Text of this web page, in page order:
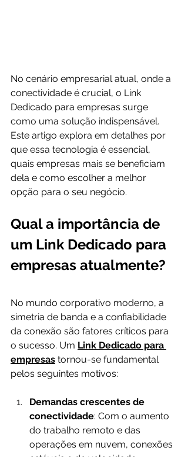
No cenário empresarial atual, onde a
conectividade é crucial, o Link
Dedicado para empresas surge
como uma solução indispensável.
Este artigo explora em detalhes por
que essa tecnologia é essencial,
quais empresas mais se beneficiam
dela e como escolher a melhor
opção para o seu negócio.
Qual a importância de
um Link Dedicado para
empresas atualmente?
No mundo corporativo moderno, a
simetria de banda e a confiabilidade
da conexão são fatores críticos para
o sucesso. Um Link Dedicado para
empresas tornou-se fundamental
pelos seguintes motivos:
Demandas crescentes de
conectividade: Com o aumento
do trabalho remoto e das
operações em nuvem, conexões